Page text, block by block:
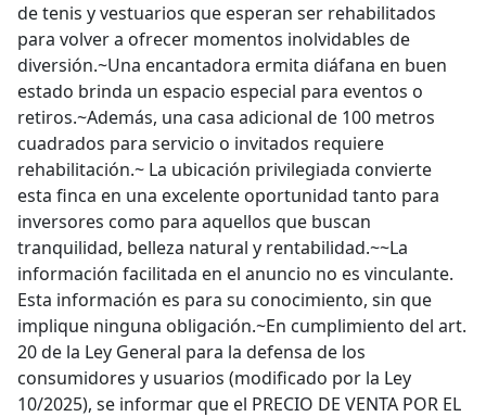
de tenis y vestuarios que esperan ser rehabilitados
para volver a ofrecer momentos inolvidables de
diversión.~Una encantadora ermita diáfana en buen
estado brinda un espacio especial para eventos o
retiros.~Además, una casa adicional de 100 metros
cuadrados para servicio o invitados requiere
rehabilitación.~ La ubicación privilegiada convierte
esta finca en una excelente oportunidad tanto para
inversores como para aquellos que buscan
tranquilidad, belleza natural y rentabilidad.~~La
información facilitada en el anuncio no es vinculante.
Esta información es para su conocimiento, sin que
implique ninguna obligación.~En cumplimiento del art.
20 de la Ley General para la defensa de los
consumidores y usuarios (modificado por la Ley
10/2025), se informar que el PRECIO DE VENTA POR EL